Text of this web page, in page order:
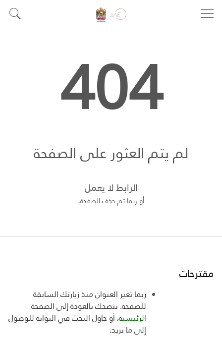
404
لم يتم العثور على الصفحة
الرابط لا يعمل
أو ربما تم حذف الصفحة.
مقترحات
ربما تغير العنوان منذ زيارتك السابقة
للصفحة. ننصحك بالعودة إلى الصفحة
الرئيسية، أو حاول البحث في البوابة للوصول
إلى ما تريد.